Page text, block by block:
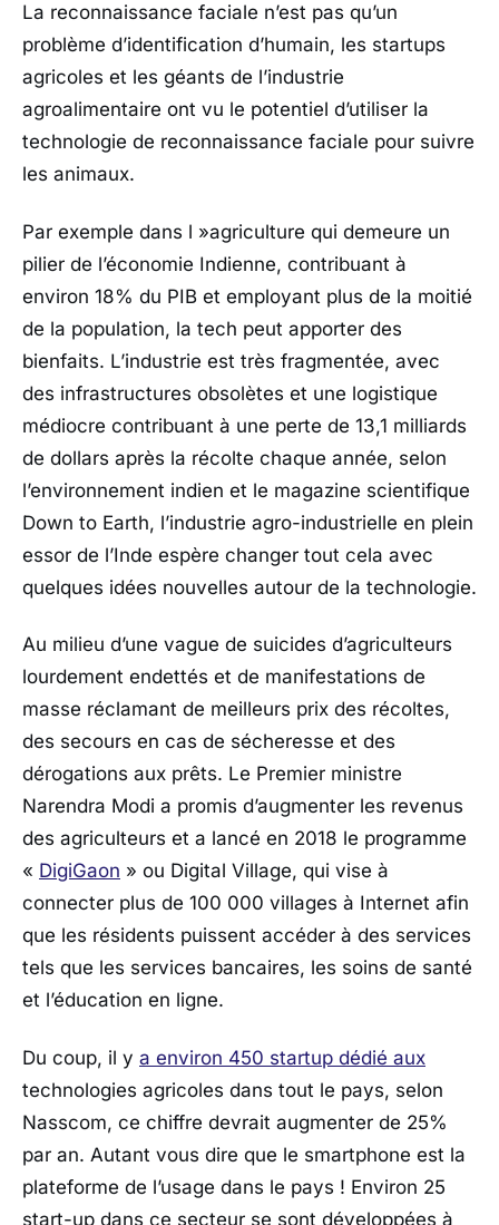
La reconnaissance faciale n’est pas qu’un
problème d’identification d’humain, les startups
agricoles et les géants de l’industrie
agroalimentaire ont vu le potentiel d’utiliser la
technologie de reconnaissance faciale pour suivre
les animaux.
Par exemple dans l »agriculture qui demeure un
pilier de l’économie Indienne, contribuant à
environ 18% du PIB et employant plus de la moitié
de la population, la tech peut apporter des
bienfaits. L’industrie est très fragmentée, avec
des infrastructures obsolètes et une logistique
médiocre contribuant à une perte de 13,1 milliards
de dollars après la récolte chaque année, selon
l’environnement indien et le magazine scientifique
Down to Earth, l’industrie agro-industrielle en plein
essor de l’Inde espère changer tout cela avec
quelques idées nouvelles autour de la technologie.
Au milieu d’une vague de suicides d’agriculteurs
lourdement endettés et de manifestations de
masse réclamant de meilleurs prix des récoltes,
des secours en cas de sécheresse et des
dérogations aux prêts. Le Premier ministre
Narendra Modi a promis d’augmenter les revenus
des agriculteurs et a lancé en 2018 le programme
« DigiGaon » ou Digital Village, qui vise à
connecter plus de 100 000 villages à Internet afin
que les résidents puissent accéder à des services
tels que les services bancaires, les soins de santé
et l’éducation en ligne.
Du coup, il y a environ 450 startup dédié aux
technologies agricoles dans tout le pays, selon
Nasscom, ce chiffre devrait augmenter de 25%
par an. Autant vous dire que le smartphone est la
plateforme de l’usage dans le pays ! Environ 25
start-up dans ce secteur se sont développées à